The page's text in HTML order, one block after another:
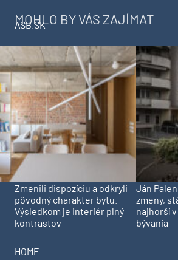
MOHLO BY VÁS ZAJÍMAT
ASB.SK
Zmenili dispozíciu a odkryli
pôvodný charakter bytu.
Výsledkom je interiér plný
kontrastov
Ján
zmeny,
najhorší
bývania
HOME